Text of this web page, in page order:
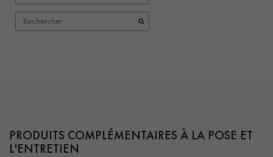
PRODUITS COMPLÉMENTAIRES À LA POSE ET
L'ENTRETIEN